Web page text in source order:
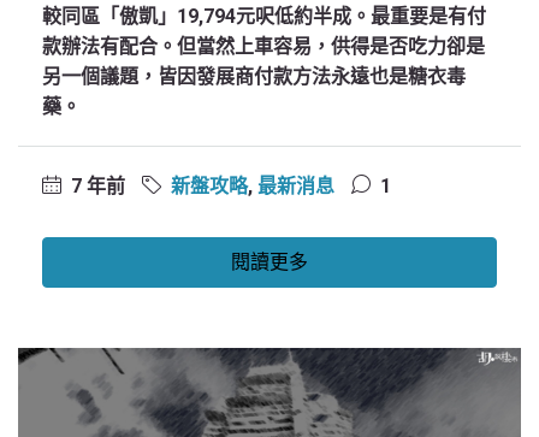
較同區「傲凱」19,794元呎低約半成。最重要是有付
款辦法有配合。但當然上車容易，供得是否吃力卻是
另一個議題，皆因發展商付款方法永遠也是糖衣毒
藥。
7 年前 新盤攻略, 最新消息 1
閱讀更多